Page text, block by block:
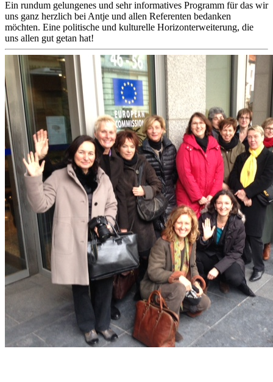
Ein rundum gelungenes und sehr informatives Programm für das wir
uns ganz herzlich bei Antje und allen Referenten bedanken
möchten. Eine politische und kulturelle Horizonterweiterung, die
uns allen gut getan hat!